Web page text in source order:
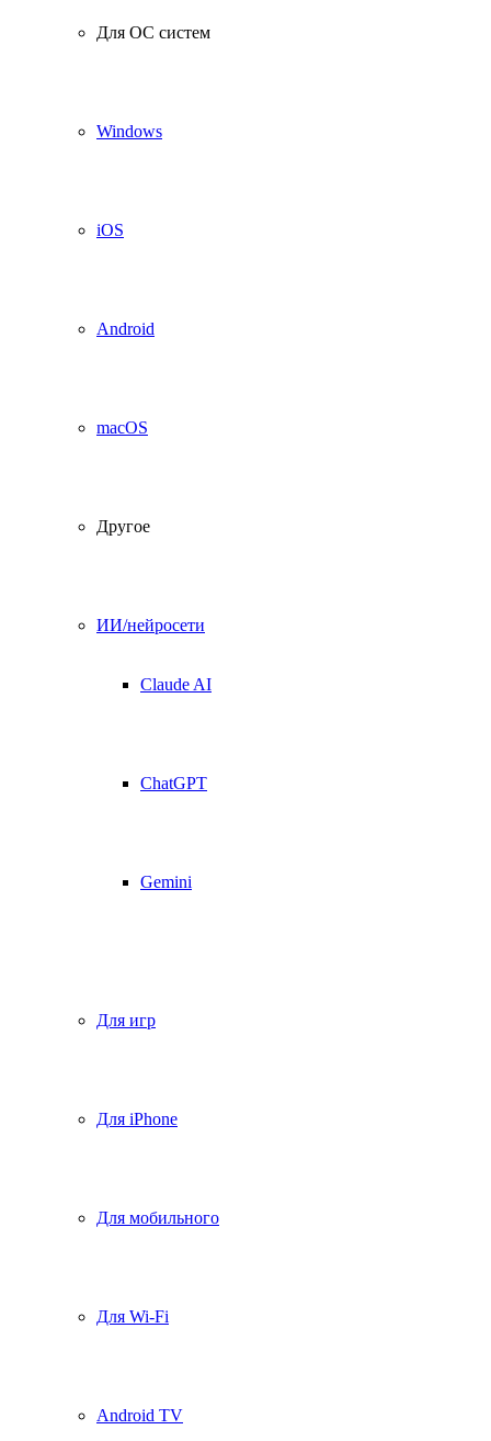
Для ОС систем
Windows
iOS
Android
macOS
Другое
ИИ/нейросети
Claude AI
ChatGPT
Gemini
Для игр
Для iPhone
Для мобильного
Для Wi-Fi
Android TV